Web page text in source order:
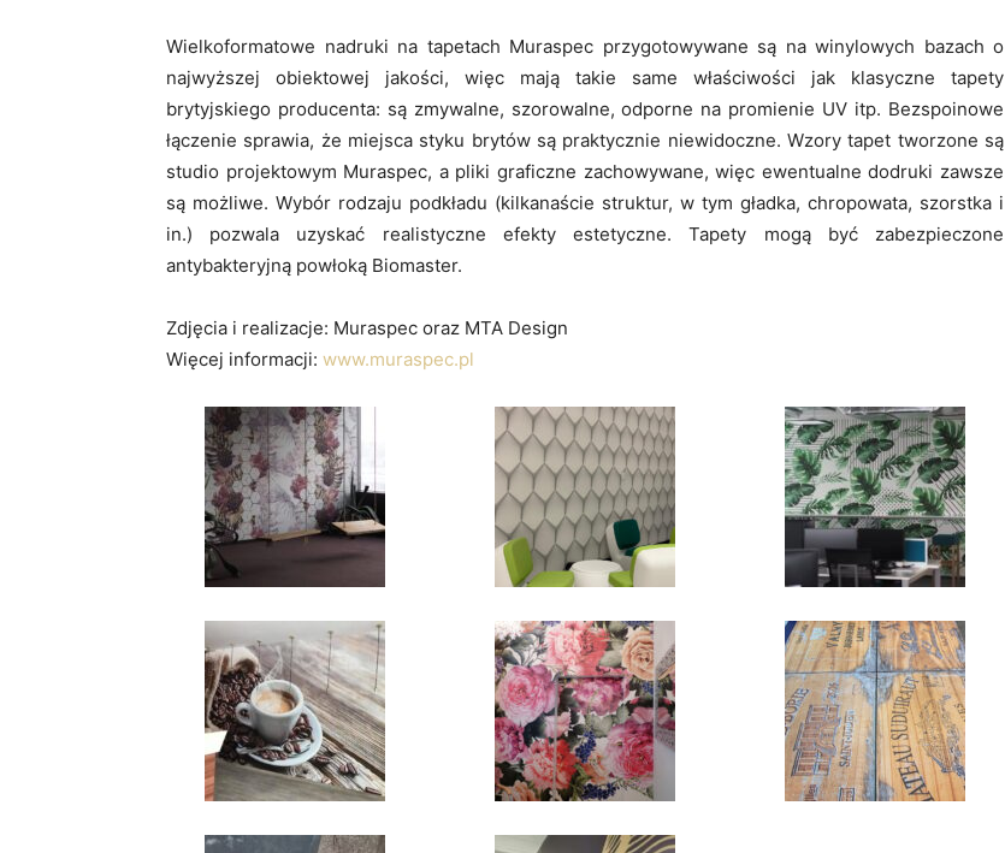
Wielkoformatowe nadruki na tapetach Muraspec przygotowywane są na winylowych bazach o
najwyższej obiektowej jakości, więc mają takie same właściwości jak klasyczne tapety
brytyjskiego producenta: są zmywalne, szorowalne, odporne na promienie UV itp. Bezspoinowe
łączenie sprawia, że miejsca styku brytów są praktycznie niewidoczne. Wzory tapet tworzone są
studio projektowym Muraspec, a pliki graficzne zachowywane, więc ewentualne dodruki zawsze
są możliwe. Wybór rodzaju podkładu (kilkanaście struktur, w tym gładka, chropowata, szorstka i
in.) pozwala uzyskać realistyczne efekty estetyczne. Tapety mogą być zabezpieczone
antybakteryjną powłoką Biomaster.
Zdjęcia i realizacje: Muraspec oraz MTA Design
Więcej informacji: www.muraspec.pl